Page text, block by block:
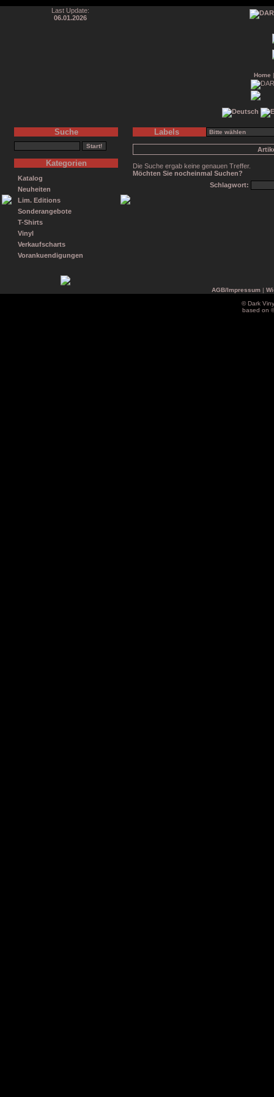
Last Update:
06.01.2026
Home
Suche
Kategorien
Katalog
Neuheiten
Lim. Editions
Sonderangebote
T-Shirts
Vinyl
Verkaufscharts
Vorankuendigungen
Labels
Die Suche ergab keine genauen Treffer.
Möchten Sie nocheinmal Suchen?
Schlagwort:
AGB/Impressum|
© Dark
based on